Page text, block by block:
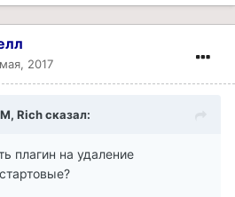
2017
Rich сказал:
плагин на удаление